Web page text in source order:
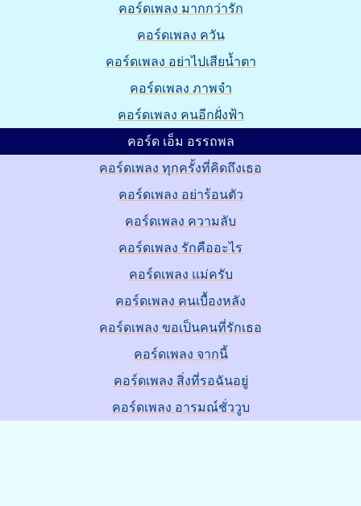
คอร์ดเพลง มากกว่ารัก
คอร์ดเพลง ควัน
คอร์ดเพลง อย่าไปเสียน้ำตา
คอร์ดเพลง ภาพจำ
คอร์ดเพลง คนอีกฝั่งฟ้า
คอร์ด เอ็ม อรรถพล
คอร์ดเพลง ทุกครั้งที่คิดถึงเธอ
คอร์ดเพลง อย่าร้อนตัว
คอร์ดเพลง ความลับ
คอร์ดเพลง รักคืออะไร
คอร์ดเพลง แม่ครับ
คอร์ดเพลง คนเบื้องหลัง
คอร์ดเพลง ขอเป็นคนที่รักเธอ
คอร์ดเพลง จากนี้
คอร์ดเพลง สิ่งที่รอฉันอยู่
คอร์ดเพลง อารมณ์ชั่ววูบ